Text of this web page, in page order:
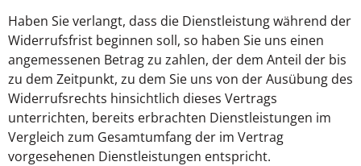
Haben Sie verlangt, dass die Dienstleistung während der
Widerrufsfrist beginnen soll, so haben Sie uns einen
angemessenen Betrag zu zahlen, der dem Anteil der bis
zu dem Zeitpunkt, zu dem Sie uns von der Ausübung des
Widerrufsrechts hinsichtlich dieses Vertrags
unterrichten, bereits erbrachten Dienstleistungen im
Vergleich zum Gesamtumfang der im Vertrag
vorgesehenen Dienstleistungen entspricht.